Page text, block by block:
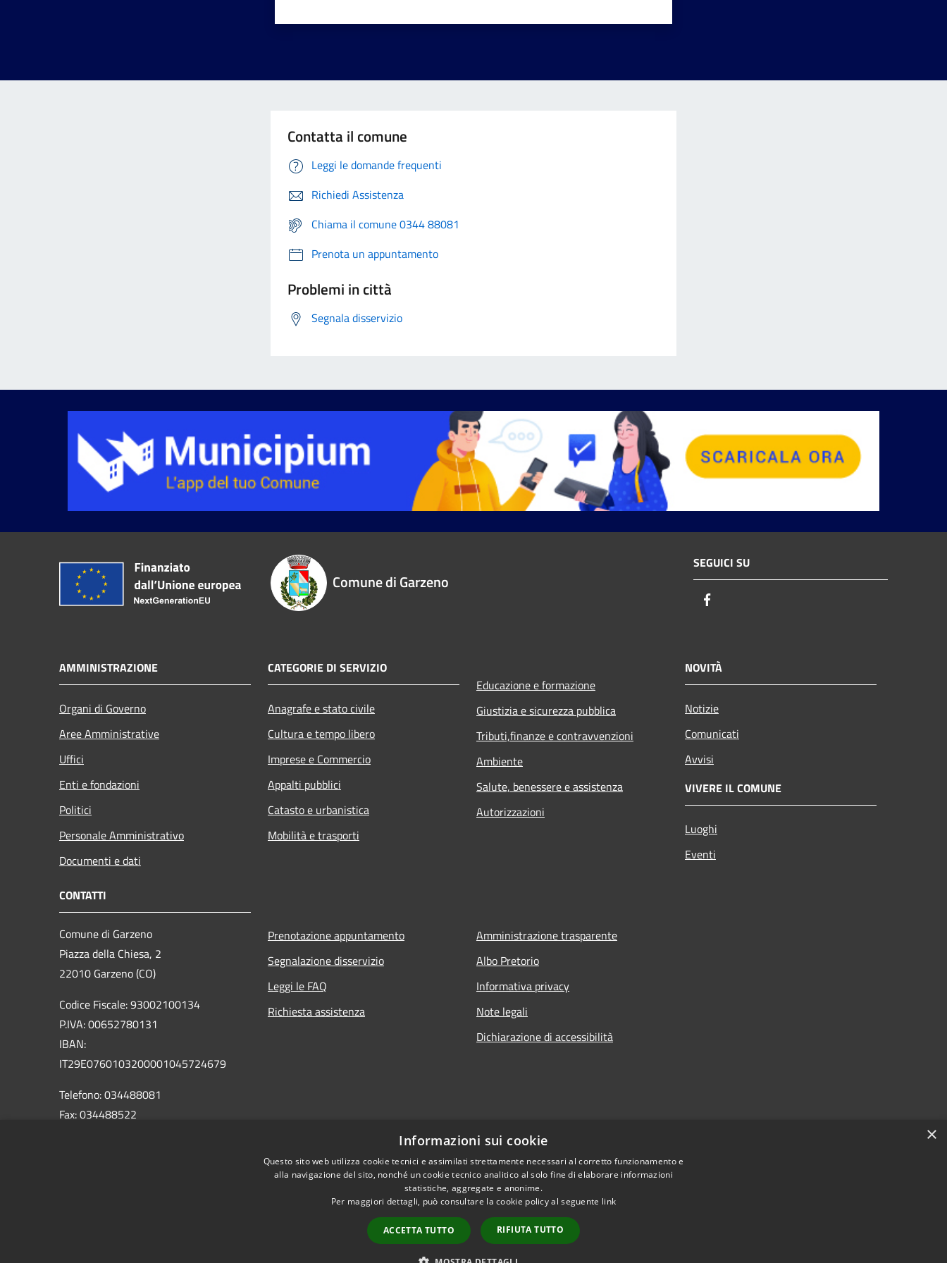
Contatta il comune
Leggi le domande frequenti
Richiedi Assistenza
Chiama il comune 0344 88081
Prenota un appuntamento
Problemi in città
Segnala disservizio
Comune di Garzeno
SEGUICI SU
AMMINISTRAZIONE
Organi di Governo
Aree Amministrative
Uffici
Enti e fondazioni
Politici
Personale Amministrativo
Documenti e dati
CATEGORIE DI SERVIZIO
Anagrafe e stato civile
Cultura e tempo libero
Imprese e Commercio
Appalti pubblici
Catasto e urbanistica
Mobilità e trasporti
Educazione e formazione
Giustizia e sicurezza pubblica
Tributi,finanze e contravvenzioni
Ambiente
Salute, benessere e assistenza
Autorizzazioni
NOVITÀ
Notizie
Comunicati
Avvisi
VIVERE IL COMUNE
Luoghi
Eventi
CONTATTI
Comune di Garzeno
Piazza della Chiesa, 2
22010 Garzeno (CO)
Codice Fiscale: 93002100134
P.IVA: 00652780131
IBAN:
IT29E0760103200001045724679
Telefono: 034488081
Fax: 034488522
Prenotazione appuntamento
Segnalazione disservizio
Leggi le FAQ
Richiesta assistenza
Amministrazione trasparente
Albo Pretorio
Informativa privacy
Note legali
Dichiarazione di accessibilità
Copyright © 2026 • Comune di Garzeno • Powered by
×
Informazioni sui cookie
Questo sito web utilizza cookie tecnici e assimilati strettamente necessari al corretto funzionamento e
alla navigazione del sito, nonché un cookie tecnico analitico al solo fine di elaborare informazioni
statistiche, aggregate e anonime.
Per maggiori dettagli, può consultare la cookie policy al seguente link
ACCETTA TUTTO RIFIUTA TUTTO